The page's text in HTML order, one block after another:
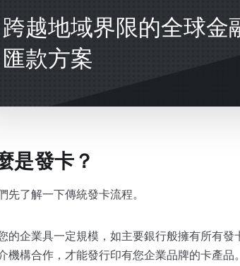
跨越地域界限的全球金
匯款方案
是發卡？
先了解一下傳統發卡流程。
的企業具一定規模，如主要銀行般擁有所有
機構合作，才能發行印有您企業品牌的卡產品。